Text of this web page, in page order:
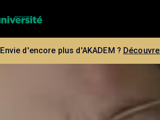
Envie d'encore plus d'AKADEM ?